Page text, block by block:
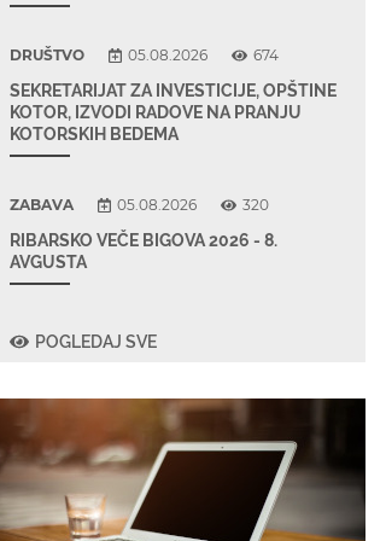
DRUŠTVO 05.08.2026 674
SEKRETARIJAT ZA INVESTICIJE, OPŠTINE
KOTOR, IZVODI RADOVE NA PRANJU
KOTORSKIH BEDEMA
ZABAVA 05.08.2026 320
RIBARSKO VEČE BIGOVA 2026 - 8.
AVGUSTA
POGLEDAJ SVE